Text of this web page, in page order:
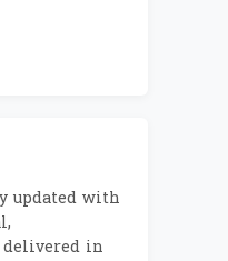
updated with
in